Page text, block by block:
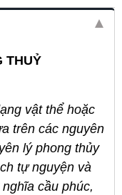
THUỶ
vật thể hoặc
trên các nguyên
lý phong thủy
tự nguyện và
cầu phúc,